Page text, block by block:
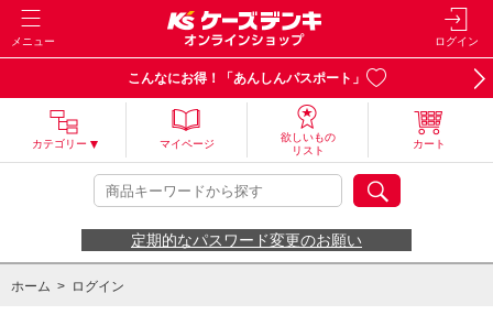
メニュー ログイン
こんなにお得！「あんしんパスポート」
カテゴリー マイページ
欲しいもの
リスト
カート
定期的なパスワード変更のお願い
ホーム > ログイン